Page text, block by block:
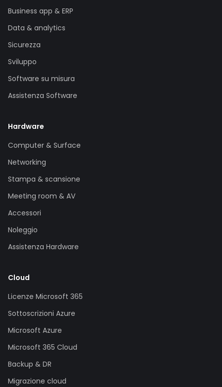
Business app & ERP
Data & analytics
Sicurezza
Sviluppo
Software su misura
Assistenza Software
Hardware
Computer & Surface
Networking
Stampa & scansione
Meeting room & AV
Accessori
Noleggio
Assistenza Hardware
Cloud
Licenze Microsoft 365
Sottoscrizioni Azure
Microsoft Azure
Microsoft 365 Cloud
Backup & DR
Migrazione cloud